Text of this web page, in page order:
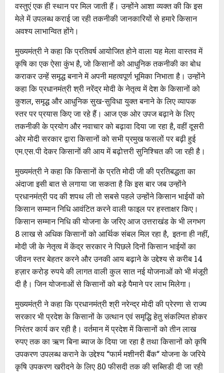
वस्तुएं एक ही स्थान पर मिल जाती हैं। उन्होंने आशा व्यक्त की कि इस
मेले में उपलब्ध कराई जा रही तकनीकी जानकारियों से हमारे किसान
अवश्य लाभान्वित होंगे।
मुख्यमंत्री ने कहा कि प्रतिवर्ष आयोजित होने वाला यह मेला वास्तव में
कृषि का एक ऐसा कुंभ है, जो किसानों को आधुनिक तकनीकी का बोध
कराकर उन्हें समृद्ध बनाने में अपनी महत्वपूर्ण भूमिका निभाता है। उन्होंने
कहा कि प्रधानमंत्री श्री नरेंद्र मोदी के नेतृत्व में देश के किसानों को
कुशल, समृद्ध और आधुनिक सुख-सुविधा युक्त बनाने के लिए व्यापक
स्तर पर प्रयास किए जा रहे हैं। आज एक ओर उपज बढ़ाने के लिए
तकनीकी के प्रयोग और नवाचार को बढ़ावा दिया जा रहा है, वहीं दूसरी
ओर मोदी सरकार द्वारा किसानों को सभी प्रमुख फसलों पर बढ़ी हुई
एम.एस.पी देकर किसानों की आय में बढ़ोत्तरी सुनिश्चित की जा रही है।
मुख्यमंत्री ने कहा कि किसानों के प्रति मोदी जी की प्रतिबद्धता का
अंदाजा इसी बात से लगाया जा सकता है कि इस बार जब उन्होंने
प्रधानमंत्री पद की शपथ ली तो सबसे पहले उन्होंने किसान भाईयों को
किसान सम्मान निधि आवंटित करने वाली फाइल पर हस्ताक्षर किए।
किसान सम्मान निधि की योजना के जरिए आज उत्तराखंड के भी लगभग
8 लाख से अधिक किसानों को आर्थिक संबल मिल रहा है, इतना ही नहीं,
मोदी जी के नेतृत्व में केंद्र सरकार ने पिछले दिनों किसान भाईयों का
जीवन स्तर बेहतर करने और उनकी आय बढ़ाने के उद्देश्य से करीब 14
हज़ार करोड़ रुपये की लागत वाली कुल सात नई योजनाओं को भी मंजूरी
दी है। जिन योजनाओं से किसानों को बड़े पैमाने पर लाभ मिलेगा।
मुख्यमंत्री ने कहा कि प्रधानमंत्री श्री नरेन्द्र मोदी की प्रेरणा से राज्य
सरकार भी प्रदेश के किसानों के उत्थान एवं समृद्धि हेतु संकल्पित होकर
निरंतर कार्य कर रही है। वर्तमान में प्रदेश में किसानों को तीन लाख
रुपए तक का ऋण बिना ब्याज के दिया जा रहा है तथा किसानों को कृषि
उपकरण उपलब्ध कराने के उद्देश्य “फार्म मशीनरी बैंक“ योजना के जरिये
कृषि उपकरण खरीदने के लिए 80 फीसदी तक की सब्सिडी दी जा रही